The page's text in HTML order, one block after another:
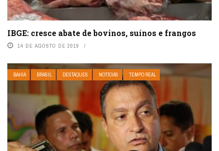
IBGE: cresce abate de bovinos, suínos e frangos
14 DE AGOSTO DE 2019
BAHIA BRASIL DESTAQUES NOTÍCIAS TEMPO REAL